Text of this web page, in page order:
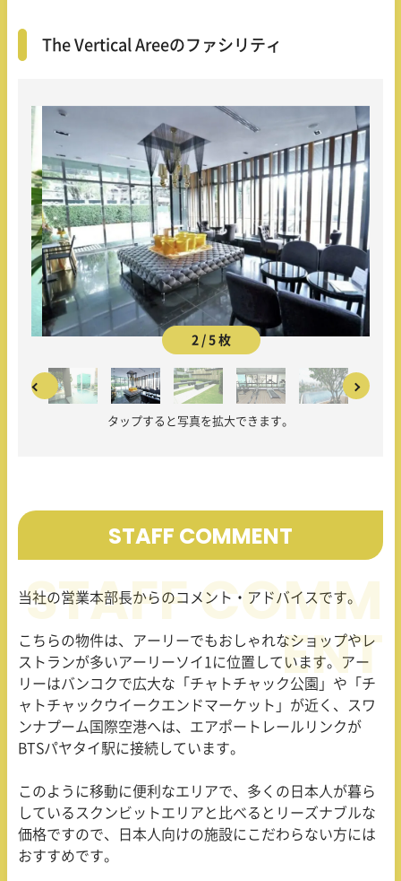
The Vertical Areeのファシリティ
2 / 5 枚
タップすると写真を拡大できます。
STAFF COMMENT
当社の営業本部長からのコメント・アドバイスです。
こちらの物件は、アーリーでもおしゃれなショップやレ
ストランが多いアーリーソイ 1 に位置しています。アー
リーはバンコクで広大な「チャトチャック公園」や「チ
ャトチャックウイークエンドマーケット」が近く、スワ
ンナプーム国際空港へは、エアポートレールリンクが
BTSパヤタイ駅に接続しています。
このように移動に便利なエリアで、多くの日本人が暮ら
しているスクンビットエリアと比べるとリーズナブルな
価格ですので、日本人向けの施設にこだわらない方には
おすすめです。